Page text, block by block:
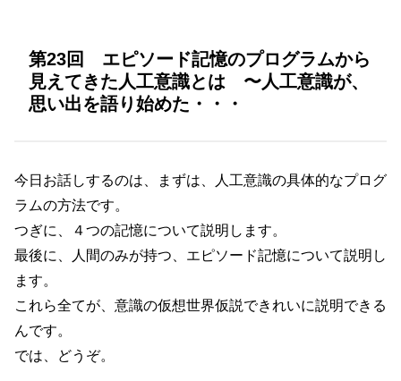
第23回 エピソード記憶のプログラムから
見えてきた人工意識とは 〜人工意識が、
思い出を語り始めた・・・
今日お話しするのは、まずは、人工意識の具体的なプログ
ラムの方法です。
つぎに、４つの記憶について説明します。
最後に、人間のみが持つ、エピソード記憶について説明し
ます。
これら全てが、意識の仮想世界仮説できれいに説明できる
んです。
では、どうぞ。